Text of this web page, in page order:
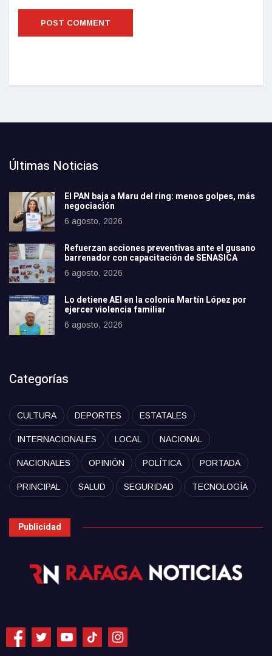
Últimas Noticias
El PAN baja a Maru del ring: menos golpes, más
negociación
6 agosto, 2026
Refuerzan acciones preventivas ante el gusano
barrenador con capacitación de SENASICA
6 agosto, 2026
Lo detiene AEI en la colonia Martín López por
ejercer violencia familiar
6 agosto, 2026
Categorías
CULTURA DEPORTES ESTATALES
INTERNACIONALES LOCAL NACIONAL
NACIONALES OPINIÓN POLÍTICA PORTADA
PRINCIPAL SALUD SEGURIDAD TECNOLOGÍA
Publicidad